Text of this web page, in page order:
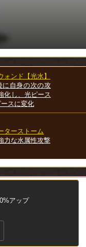
ォンド【光水】
に自身の次の攻
化し、光ピース
スに変化
ターストーム
力な水属性攻撃
アップ